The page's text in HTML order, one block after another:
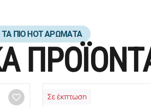
ΤΑ ΠΙΟ HOT ΑΡΩΜΑΤΑ
Σε έκπτωση